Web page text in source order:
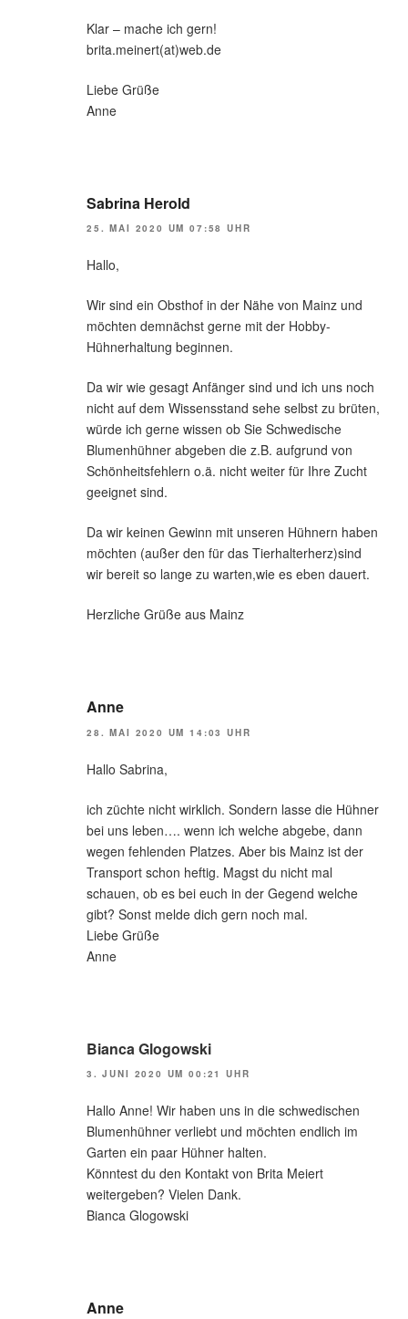
Klar – mache ich gern!
brita.meinert(at)web.de
Liebe Grüße
Anne
Sabrina Herold
25. MAI 2020 UM 07:58 UHR
Hallo,
Wir sind ein Obsthof in der Nähe von Mainz und
möchten demnächst gerne mit der Hobby-
Hühnerhaltung beginnen.
Da wir wie gesagt Anfänger sind und ich uns noch
nicht auf dem Wissensstand sehe selbst zu brüten,
würde ich gerne wissen ob Sie Schwedische
Blumenhühner abgeben die z.B. aufgrund von
Schönheitsfehlern o.ä. nicht weiter für Ihre Zucht
geeignet sind.
Da wir keinen Gewinn mit unseren Hühnern haben
möchten (außer den für das Tierhalterherz)sind
wir bereit so lange zu warten,wie es eben dauert.
Herzliche Grüße aus Mainz
Anne
28. MAI 2020 UM 14:03 UHR
Hallo Sabrina,
ich züchte nicht wirklich. Sondern lasse die Hühner
bei uns leben…. wenn ich welche abgebe, dann
wegen fehlenden Platzes. Aber bis Mainz ist der
Transport schon heftig. Magst du nicht mal
schauen, ob es bei euch in der Gegend welche
gibt? Sonst melde dich gern noch mal.
Liebe Grüße
Anne
Bianca Glogowski
3. JUNI 2020 UM 00:21 UHR
Hallo Anne! Wir haben uns in die schwedischen
Blumenhühner verliebt und möchten endlich im
Garten ein paar Hühner halten.
Könntest du den Kontakt von Brita Meiert
weitergeben? Vielen Dank.
Bianca Glogowski
Anne